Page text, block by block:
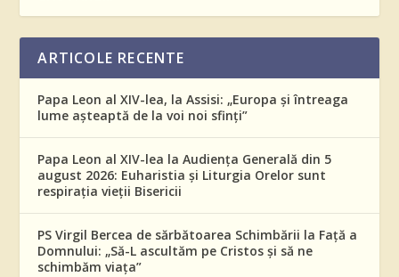
ARTICOLE RECENTE
Papa Leon al XIV-lea, la Assisi: „Europa și întreaga
lume așteaptă de la voi noi sfinți”
Papa Leon al XIV-lea la Audiența Generală din 5
august 2026: Euharistia și Liturgia Orelor sunt
respirația vieții Bisericii
PS Virgil Bercea de sărbătoarea Schimbării la Față a
Domnului: „Să-L ascultăm pe Cristos și să ne
schimbăm viața”